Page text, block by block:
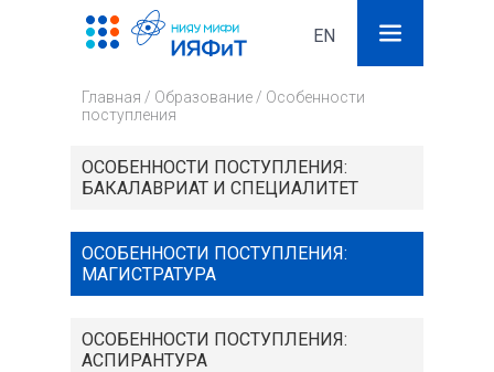
EN
Главная / Образование / Особенности
поступления
ОСОБЕННОСТИ ПОСТУПЛЕНИЯ:
БАКАЛАВРИАТ И СПЕЦИАЛИТЕТ
ОСОБЕННОСТИ ПОСТУПЛЕНИЯ:
МАГИСТРАТУРА
ОСОБЕННОСТИ ПОСТУПЛЕНИЯ:
АСПИРАНТУРА